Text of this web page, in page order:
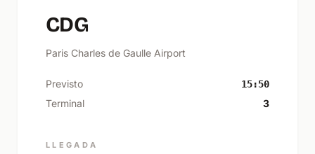
CDG
Paris Charles de Gaulle Airport
Previsto 15:50
Terminal 3
LLEGADA